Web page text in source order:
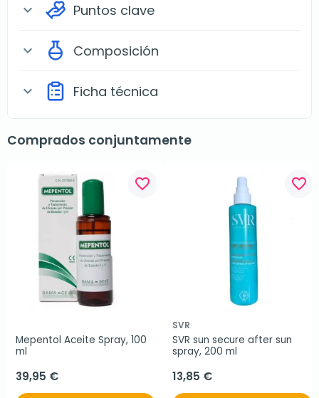
expand_more Puntos clave
expand_more Composición
expand_more Ficha técnica
Comprados conjuntamente
favorite_border
Mepentol Aceite Spray, 100
ml
39,95 €
favorite_border
SVR
SVR sun secure after sun
spray, 200 ml
13,85 €